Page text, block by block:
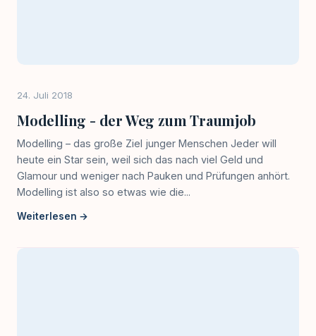
24. Juli 2018
Modelling - der Weg zum Traumjob
Modelling – das große Ziel junger Menschen Jeder will
heute ein Star sein, weil sich das nach viel Geld und
Glamour und weniger nach Pauken und Prüfungen anhört.
Modelling ist also so etwas wie die...
Weiterlesen →